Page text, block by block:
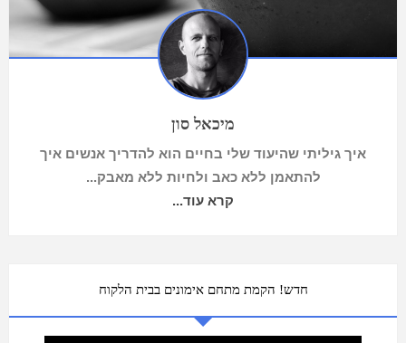
מיכאל סון
איך גיליתי שהיעוד שלי בחיים הוא להדריך אנשים איך
להתאמן ללא כאב ולחיות ללא מאבק...
קרא עוד...
חדש! הקמת מתחם אימונים בבית הלקוח